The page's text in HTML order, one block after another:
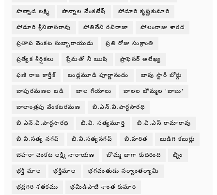
పొన్నాడ లక్ష్మి పొన్నాల వేంకటేష్ పోడూరి కృష్ణకుమారి
పోడూరి శ్రీనివాసరావు పోతినేని రవిరాజా పోలంరాజు శారద
ప్రతాప వెంకట సుబ్బారాయుడు ప్రతి రోజు సంక్రాంతి
ప్రత్యేక శీర్షికలు ప్రేమతో నీ ఋషి ప్రొఫెసర్ అలేఖ్య
ఫణి రాజ కార్తీక్ బండ్లమూడి పూర్ణానందం బాపు స్టొరీ బోర్డు
బాపురమణల బడి బాల గేయాలు బాలల బొమ్మల 'బాబు'
బాలాంత్రపు వేంకటరమణ బి.ఎన్.వి.పార్థసారథి
బి.ఎన్.వి.పార్ధసారధి బి.వి. సత్యమూర్తి బి.వి.ఎస్.రామారావు
బి.వి.సత్య నగేష్ బి.వి.సత్యనగేష్ బి.హరిత బుడిగి కబుర్లు
బెహరా వెంకట లక్ష్మీ నారాయణ బొమ్మ బాగా కుదిరింది బ్నిం
భక్తి మాల భక్తిమాల భగవంతుడు సర్వాంతర్యామి
భద్రగిరి శతకము భమిడిపాటి శాంత కుమారి